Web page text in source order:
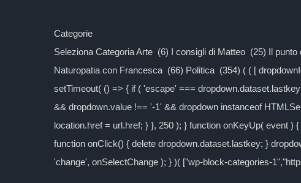
Categorie
Seleziona Categoria Arte (6) I consigli di Matteo (25) Il
Naturopatia con Francesca (66) Politica (354) ( ( [
setTimeout( () => { if ( 'escape' ===
&& dropdown.value !== '-1' && dropdown instanceof
location.href = url.href; } }, 250 ); } function onKeyUp( event
function onClick() { delete dropdown.dataset.lastkey; }
'change', onSelectChange ); } )( ["wp-block-categories-